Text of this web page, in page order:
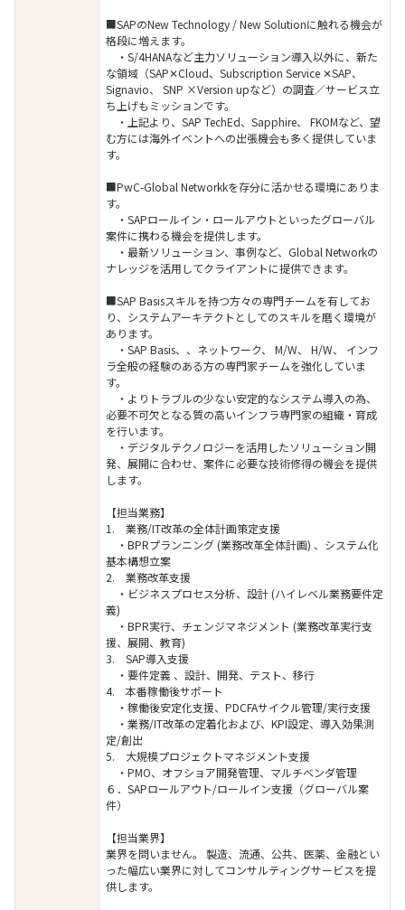
■SAPのNew Technology / New Solutionに触れる機会が
格段に増えます。
・S/4HANAなど主力ソリューション導入以外に、新た
な領域（SAP✕Cloud、Subscription Service ✕SAP、
Signavio、 SNP ×Version upなど）の調査／サービス立
ち上げもミッションです。
・上記より、SAP TechEd、Sapphire、 FKOMなど、望
む方には海外イベントへの出張機会も多く提供していま
す。
■PwC-Global Networkkを存分に活かせる環境にありま
す。
・SAPロールイン・ロールアウトといったグローバル
案件に携わる機会を提供します。
・最新ソリューション、事例など、Global Networkの
ナレッジを活用してクライアントに提供できます。
■SAP Basisスキルを持つ方々の専門チームを有してお
り、システムアーキテクトとしてのスキルを磨く環境が
あります。
・SAP Basis、、ネットワーク、 M/W、 H/W、 インフ
ラ全般の経験のある方の専門家チームを強化していま
す。
・よりトラブルの少ない安定的なシステム導入の為、
必要不可欠となる質の高いインフラ専門家の組織・育成
を行います。
・デジタルテクノロジーを活用したソリューション開
発、展開に合わせ、案件に必要な技術修得の機会を提供
します。
【担当業務】
1. 業務/IT改革の全体計画策定支援
・BPRプランニング (業務改革全体計画) 、システム化
基本構想立案
2. 業務改革支援
・ビジネスプロセス分析、設計 (ハイレベル業務要件定
義)
・BPR実行、チェンジマネジメント (業務改革実行支
援、展開、教育)
3. SAP導入支援
・要件定義 、設計、開発、テスト、移行
4. 本番稼働後サポート
・稼働後安定化支援、PDCFAサイクル管理/実行支援
・業務/IT改革の定着化および、KPI設定、導入効果測
定/創出
5. 大規模プロジェクトマネジメント支援
・PMO、オフショア開発管理、マルチベンダ管理
６．SAPロールアウト/ロールイン支援（グローバル案
件）
【担当業界】
業界を問いません。 製造、流通、公共、医薬、金融とい
った幅広い業界に対してコンサルティングサービスを提
供します。